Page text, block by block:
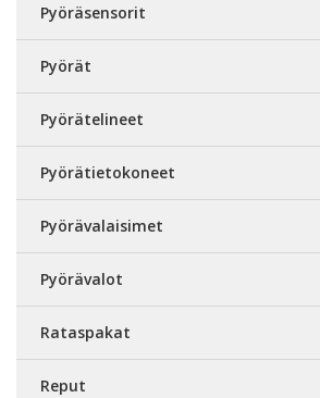
Pyöräsensorit
Pyörät
Pyörätelineet
Pyörätietokoneet
Pyörävalaisimet
Pyörävalot
Rataspakat
Reput